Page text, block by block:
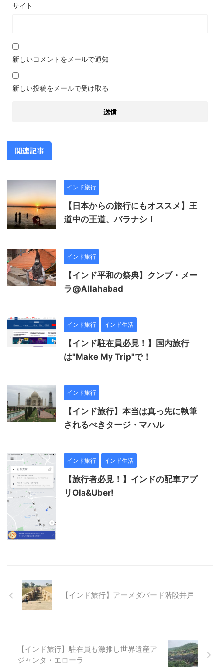
サイト
新しいコメントをメールで通知
新しい投稿をメールで受け取る
関連記事
インド旅行
【日本からの旅行にもオススメ】王
道中の王道、バラナシ！
インド旅行
【インド平和の祭典】クンブ・メー
ラ@Allahabad
インド旅行 インド生活
【インド駐在員必見！】国内旅行
は"Make My Trip"で！
インド旅行
【インド旅行】本当は真っ先に執筆
されるべきタージ・マハル
インド旅行 インド生活
【旅行者必見！】インドの配車アプ
リOla&Uber!
【インド旅行】アーメダバード階段井戸
【インド旅行】駐在員も激推し世界遺産ア
ジャンタ・エローラ